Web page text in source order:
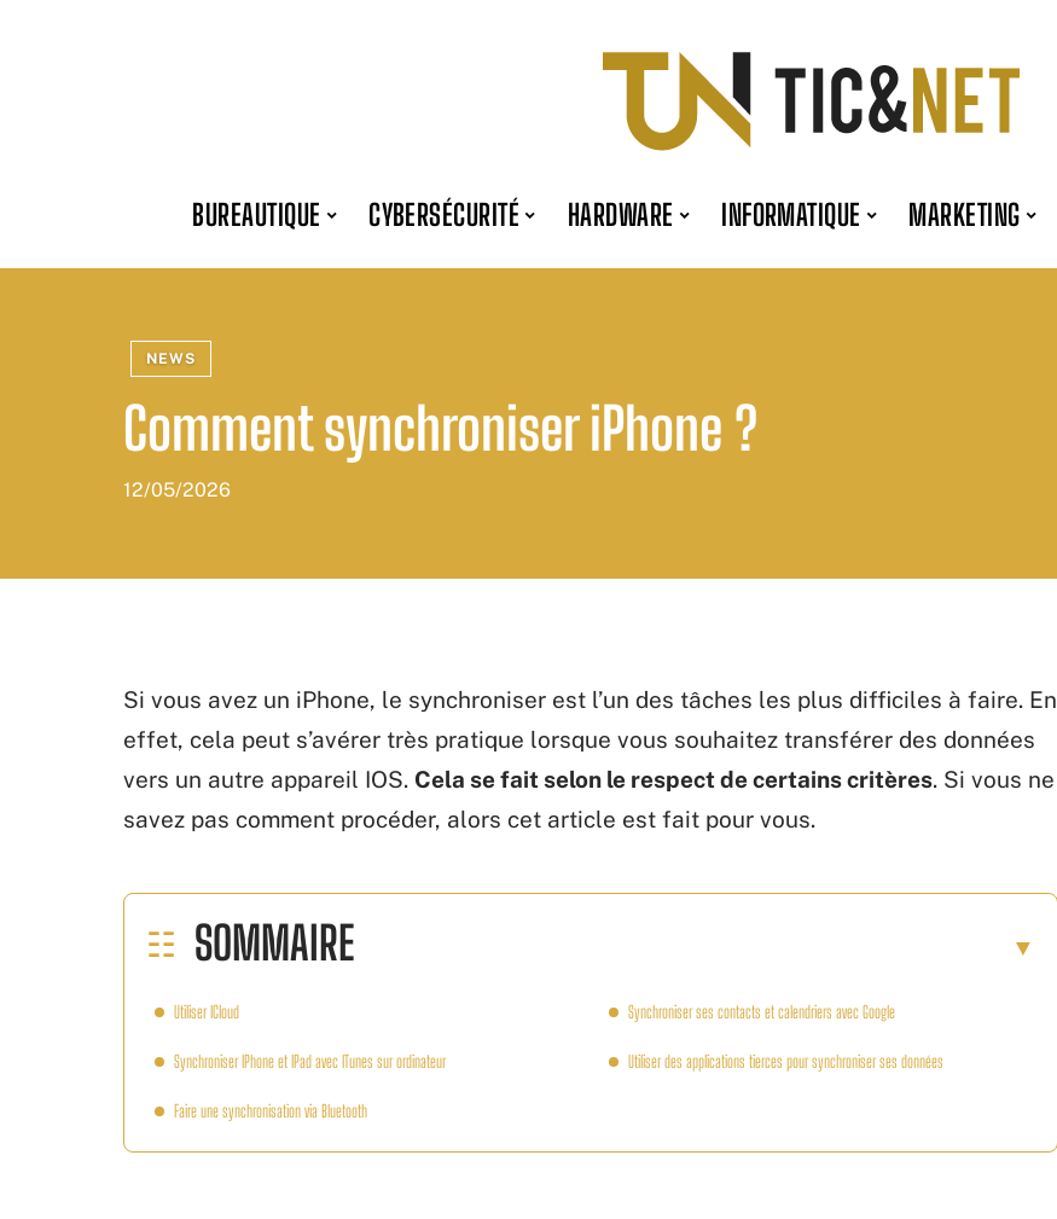
BUREAUTIQUE CYBERSÉCURITÉ HARDWARE INFORMATIQUE MARKETING
NEWS
Comment synchroniser iPhone ?
12/05/2026
Si vous avez un iPhone, le synchroniser est l’un des tâches les plus difficiles à faire. En
effet, cela peut s’avérer très pratique lorsque vous souhaitez transférer des données
vers un autre appareil IOS. Cela se fait selon le respect de certains critères. Si vous ne
savez pas comment procéder, alors cet article est fait pour vous.
SOMMAIRE
Utiliser ICloud
Synchroniser IPhone et IPad avec ITunes sur ordinateur
Faire une synchronisation via Bluetooth
Synchroniser ses contacts et calendriers avec Google
Utiliser des applications tierces pour synchroniser ses données